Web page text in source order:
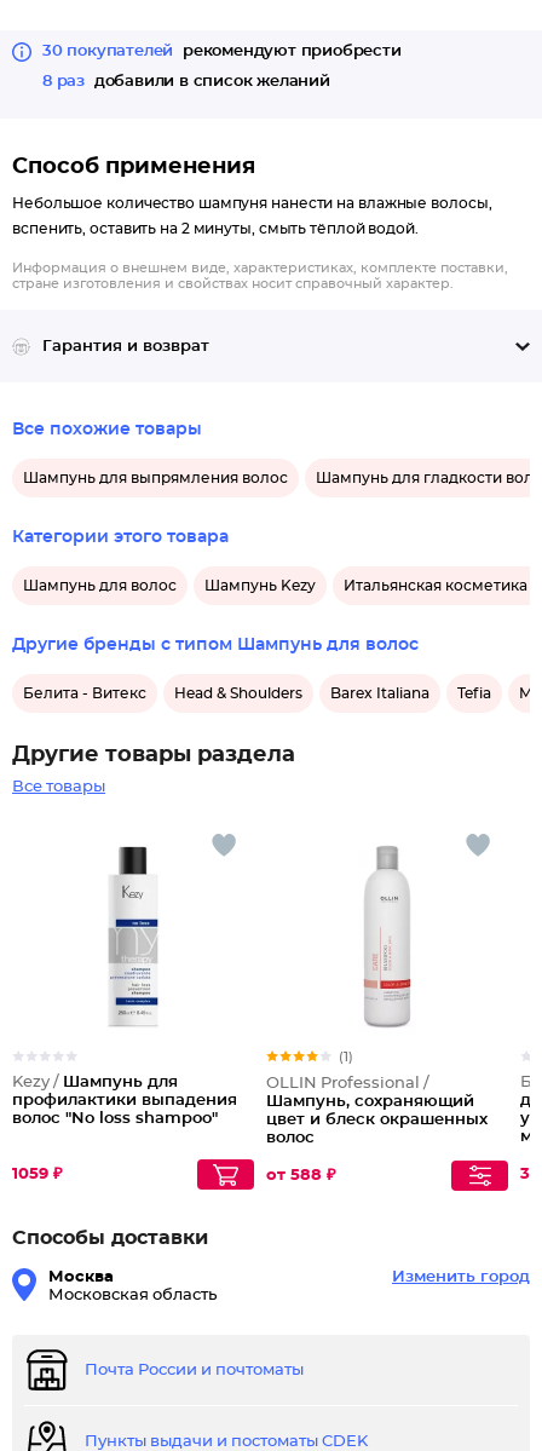
30 покупателей
рекомендуют приобрести
8 раз
добавили в список желаний
Способ применения
Небольшое количество шампуня нанести на влажные волосы,
вспенить, оставить на 2 минуты, смыть тёплой водой.
Информация о внешнем виде, характеристиках, комплекте поставки,
стране изготовления и свойствах носит справочный характер.
Гарантия и возврат
Все похожие товары
Шампунь для выпрямления волос Шампунь для гладкости
Категории этого товара
Шампунь для волос Шампунь Kezy Итальянская косметика
Другие бренды с типом Шампунь для волос
Белита - Витекс Head & Shoulders Barex Italiana Tefia
Другие товары раздела
Все товары
Kezy / Шампунь для
профилактики выпадения
волос "No loss shampoo"
1059 ₽
(1)
OLLIN Professional /
Шампунь, сохраняющий
цвет и блеск окрашенных
волос
от 588 ₽
Способы доставки
Москва
Московская область
Изменить город
Почта России и почтоматы
Пункты выдачи и постоматы CDEK